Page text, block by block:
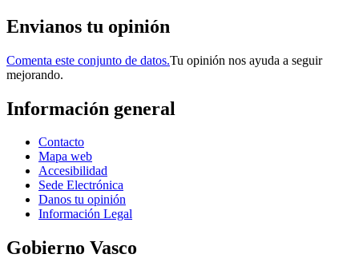
Envianos tu opinión
Comenta este conjunto de datos.Tu opinión nos ayuda a seguir
mejorando.
Información general
Contacto
Mapa web
Accesibilidad
Sede Electrónica
Danos tu opinión
Información Legal
Gobierno Vasco